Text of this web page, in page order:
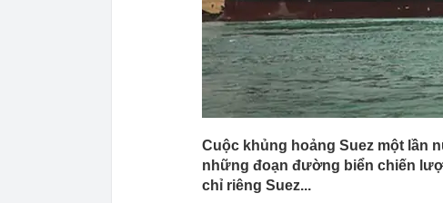
'bia kèm lạc'
13:28
Vì sao giá kết thúc
Cuộc khủng hoảng Suez một lần
những đoạn đường biển chiến
chỉ riêng Suez...